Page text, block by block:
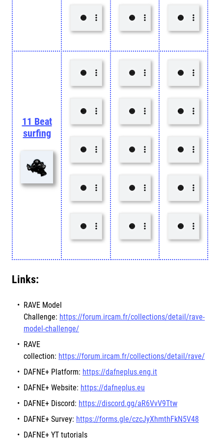
11 Beat
surfing
Links:
RAVE Model
Challenge: https://forum.ircam.fr/collections/detail/rave-
model-challenge/
RAVE
collection: https://forum.ircam.fr/collections/detail/rave/
DAFNE+ Platform: https://dafneplus.eng.it
DAFNE+ Website: https://dafneplus.eu
DAFNE+ Discord: https://discord.gg/aR6VvV9Ttw
DAFNE+ Survey: https://forms.gle/czcJyXhmthFkN5V48
DAFNE+ YT tutorials